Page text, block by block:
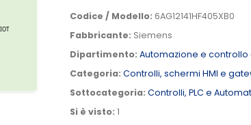
Codice / Modello: 6AG12141HF405XB0
Fabbricante: Siemens
Dipartimento: Automazione e
Categoria: Controlli, schermi HMI e
Sottocategoria: Controlli, PLC e
Si è visto: 1